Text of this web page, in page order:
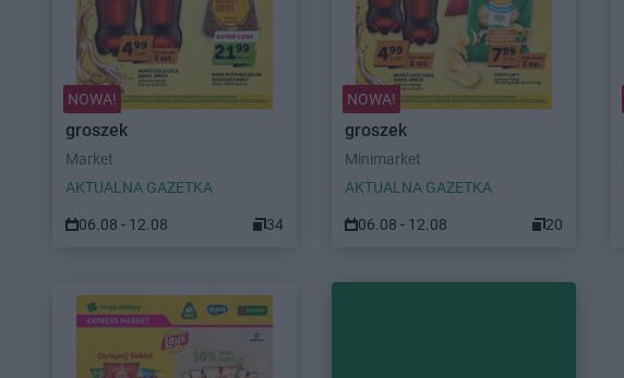
NOWA!
groszek
Market
AKTUALNA GAZETKA
06.08 - 12.08 34
NOWA!
groszek
Minimarket
AKTUALNA GAZETKA
06.08 - 12.08 20